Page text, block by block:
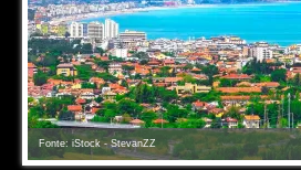
Fonte: iStock - StevanZZ